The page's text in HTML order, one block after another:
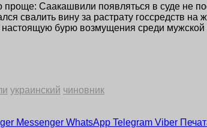
Саакашвили появляться в суде не
свалить вину за растрату госсредств
бурю возмущения среди мужской
украинский чиновник
Messenger WhatsApp Telegram Viber